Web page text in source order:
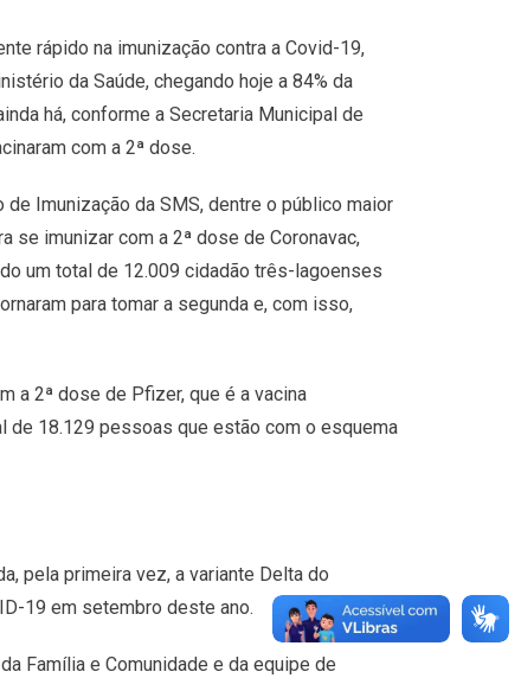
rápido na imunização contra a Covid-19,
da Saúde, chegando hoje a 84% da
há, conforme a Secretaria Municipal de
com a 2ª dose.
Imunização da SMS, dentre o público maior
se imunizar com a 2ª dose de Coronavac,
um total de 12.009 cidadão três-lagoenses
para tomar a segunda e, com isso,
a 2ª dose de Pfizer, que é a vacina
de 18.129 pessoas que estão com o esquema
pela primeira vez, a variante Delta do
19 em setembro deste ano.
Família e Comunidade e da equipe de